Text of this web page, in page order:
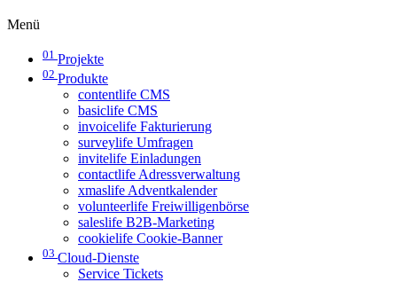
Menü
01 Projekte
02 Produkte
contentlife CMS
basiclife CMS
invoicelife Fakturierung
surveylife Umfragen
invitelife Einladungen
contactlife Adressverwaltung
xmaslife Adventkalender
volunteerlife Freiwilligenbörse
saleslife B2B-Marketing
cookielife Cookie-Banner
03 Cloud-Dienste
Service Tickets